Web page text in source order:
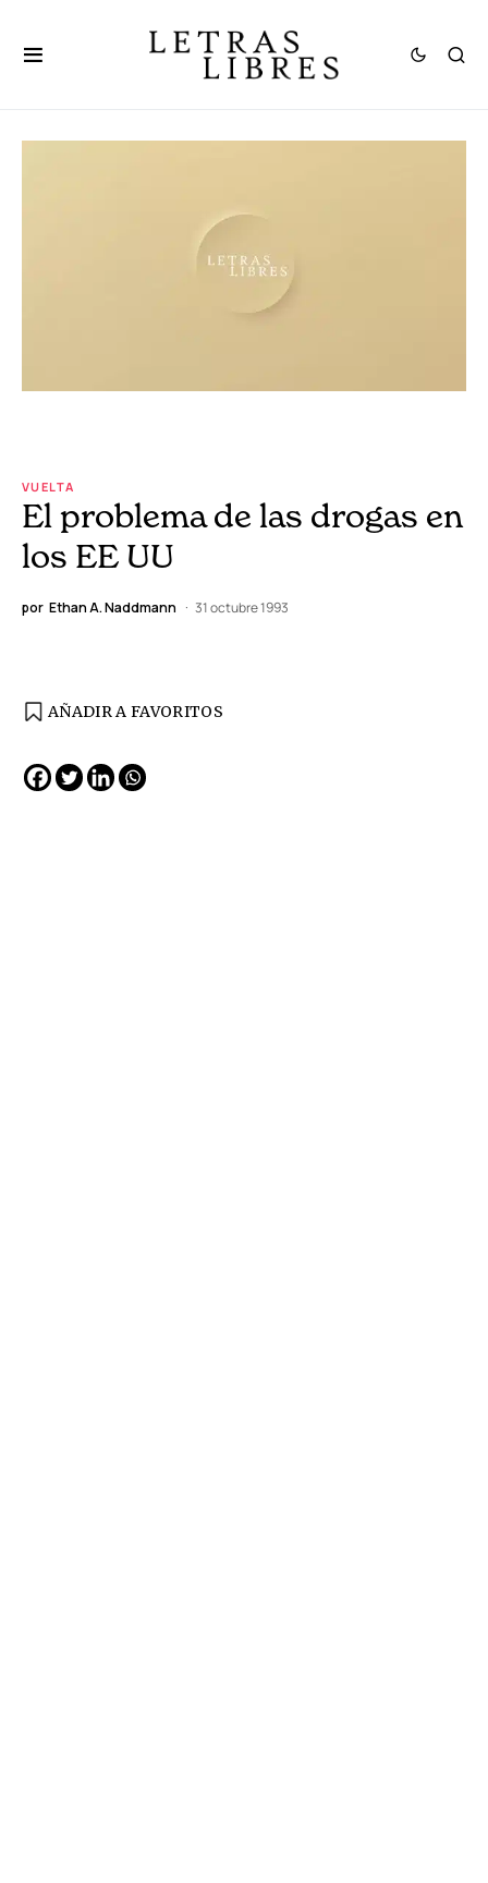
VUELTA
El problema de las drogas en
los EE UU
por Ethan A. Naddmann 31 octubre 1993
AÑADIR A FAVORITOS